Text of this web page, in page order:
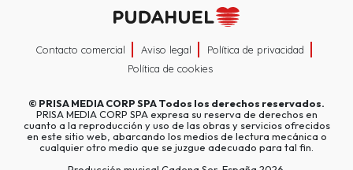
Contacto comercial Aviso legal
Política de privacidad
Política de cookies
© PRISA MEDIA CORP SPATodos los derechos reservados.
PRISA MEDIA CORP SPA expresa su reserva de derechos en
cuanto a la reproducción y uso de las obras y servicios ofrecidos
en este sitio web, abarcando los medios de lectura mecánica o
cualquier otro medio que se juzgue adecuado para tal fin.